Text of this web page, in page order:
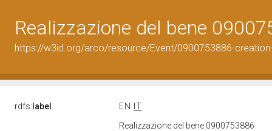
Realizzazione del bene
https://w3id.org/arco/resource/Event/0900753886-
rdfs: label EN
IT
Realizzazione del bene 0900753886